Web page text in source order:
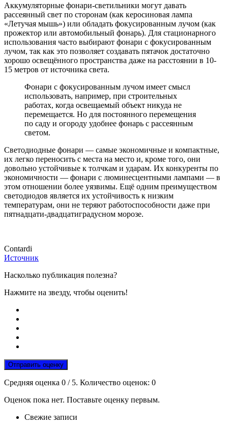
Аккумуляторные фонари-светильники могут давать
рассеянный свет по сторонам (как керосиновая лампа
«Летучая мышь») или обладать фокусированным лучом (как
прожектор или автомобильный фонарь). Для стационарного
использования часто выбирают фонари с фокусированным
лучом, так как это позволяет создавать пятачок достаточно
хорошо освещённого пространства даже на расстоянии в 10-
15 метров от источника света.
Фонари с фокусированным лучом имеет смысл
использовать, например, при строительных
работах, когда освещаемый объект никуда не
перемещается. Но для постоянного перемещения
по саду и огороду удобнее фонарь с рассеянным
светом.
Светодиодные фонари — самые экономичные и компактные,
их легко переносить с места на место и, кроме того, они
довольно устойчивые к толчкам и ударам. Их конкуренты по
экономичности — фонари с люминесцентными лампами — в
этом отношении более уязвимы. Ещё одним преимуществом
светодиодов является их устойчивость к низким
температурам, они не теряют работоспособности даже при
пятнадцати-двадцатиградусном морозе.
Contardi
Источник
Насколько публикация полезна?
Нажмите на звезду, чтобы оценить!
Отправить оценку
Средняя оценка 0 / 5. Количество оценок: 0
Оценок пока нет. Поставьте оценку первым.
Свежие записи